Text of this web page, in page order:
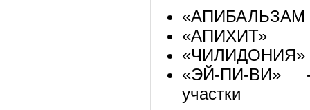
«АПИБАЛЬЗАМ
«АПИХИТ»
«ЧИЛИДОНИЯ»
«ЭЙ-ПИ-ВИ»
участки